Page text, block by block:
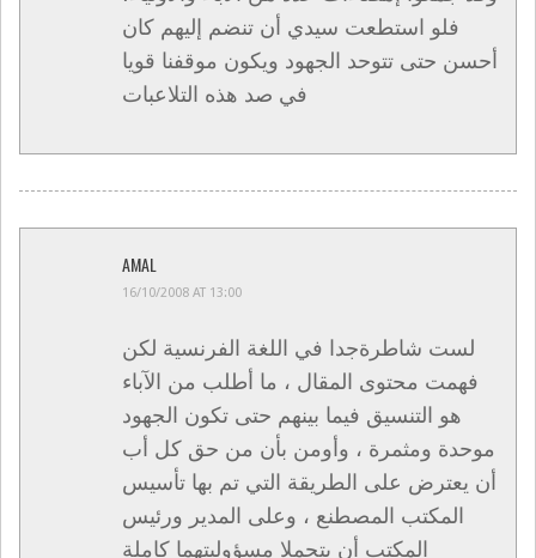
فلو استطعت سيدي أن تنضم إليهم كان
أحسن حتى تتوحد الجهود ويكون موقفنا قويا
في صد هذه التلاعبات
AMAL
16/10/2008 AT 13:00
لست شاطرةجدا في اللغة الفرنسية لكن
فهمت محتوى المقال ، ما أطلب من الآباء
هو التنسيق فيما بينهم حتى تكون الجهود
موحدة ومثمرة ، وأومن بأن من حق كل أب
أن يعترض على الطريقة التي تم بها تأسيس
المكتب المصطنع ، وعلى المدير ورئيس
المكتب أن يتحملا مسؤوليتهما كاملة